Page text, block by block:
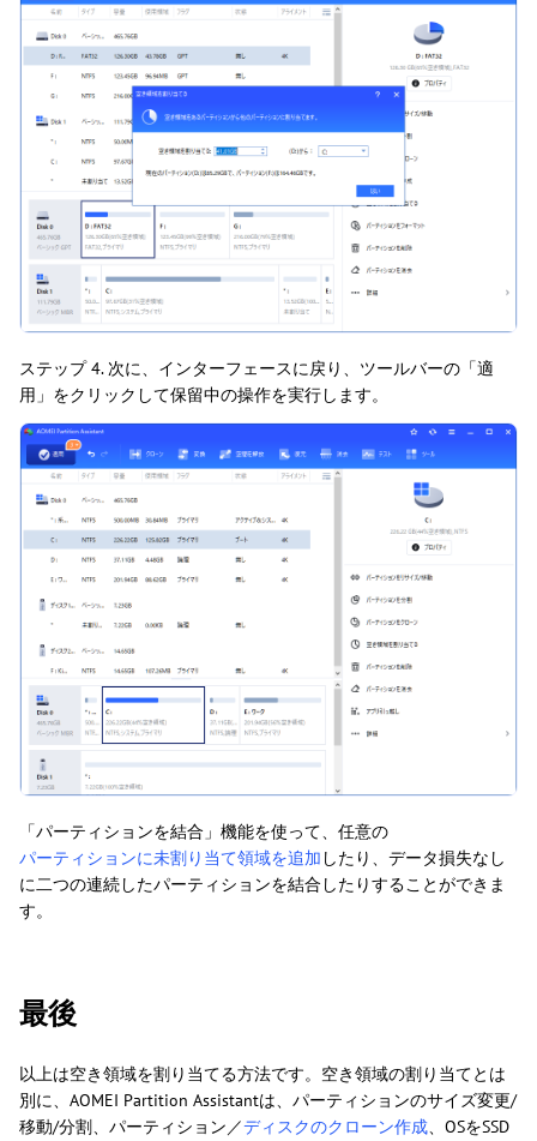
ステップ 4. 次に、インターフェースに戻り、ツールバーの「適
用」をクリックして保留中の操作を実行します。
「パーティションを結合」機能を使って、任意の
パーティションに未割り当て領域を追加 したり、データ損失なし
に二つの連続したパーティションを結合したりすることができま
す。
最後
以上は空き領域を割り当てる方法です。空き領域の割り当てとは
別に、AOMEI Partition Assistantは、パーティションのサイズ変更/
移動/分割、パーティション／ディスクのクローン作成、OSをSSD